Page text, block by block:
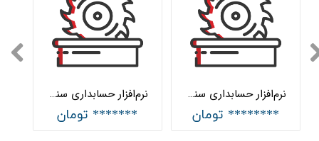
نرم‌افزار حسابداری سنگ‌بری و سنگ‌فروشی ساده هلو APEX
******* تومان
نرم‌افزار حسابداری سنگ‌بری و سنگ‌فروشی پیشرفته هلو APEX
******** تومان